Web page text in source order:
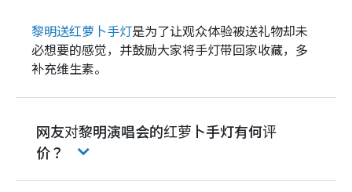
黎明送红萝卜手灯是为了让观众体验被送礼物却未
必想要的感觉，并鼓励大家将手灯带回家收藏，多
补充维生素。
网友对黎明演唱会的红萝卜手灯有何评
价？